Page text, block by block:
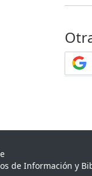
de Información y